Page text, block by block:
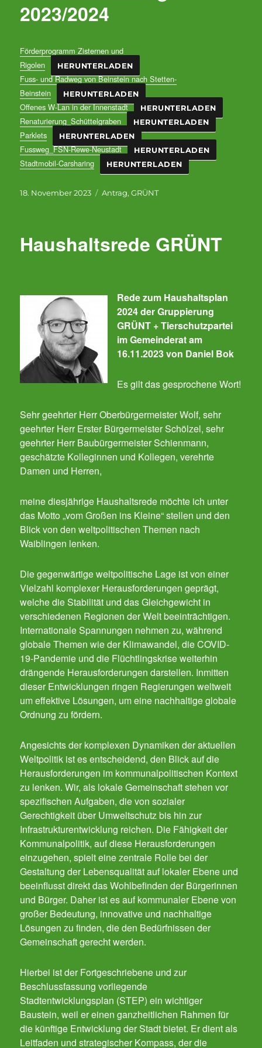
2023/2024
Förderprogramm Zisternen und
Rigolen
HERUNTERLADEN
Fuss- und Radweg von Beinstein nach Stetten-
Beinstein
HERUNTERLADEN
Offenes W-Lan in der Innenstadt HERUNTERLADEN
Renaturierung_Schüttelgraben HERUNTERLADEN
Parklets HERUNTERLADEN
Fussweg_FSN-Rewe-Neustadt HERUNTERLADEN
Stadtmobil-Carsharing HERUNTERLADEN
Veröffentlicht
18. November 2023 Kategorien
Antrag,GRÜNT
Haushaltsrede GRÜNT
Rede zum Haushaltsplan
2024 der Gruppierung
GRÜNT + Tierschutzpartei
im Gemeinderat am
16.11.2023 von Daniel Bok
Es gilt das gesprochene Wort!
Sehr geehrter Herr Oberbürgermeister Wolf, sehr
geehrter Herr Erster Bürgermeister Schölzel, sehr
geehrter Herr Baubürgermeister Schienmann,
geschätzte Kolleginnen und Kollegen, verehrte
Damen und Herren,
meine diesjährige Haushaltsrede möchte ich unter
das Motto „vom Großen ins Kleine“ stellen und den
Blick von den weltpolitischen Themen nach
Waiblingen lenken.
Die gegenwärtige weltpolitische Lage ist von einer
Vielzahl komplexer Herausforderungen geprägt,
welche die Stabilität und das Gleichgewicht in
verschiedenen Regionen der Welt beeinträchtigen.
Internationale Spannungen nehmen zu, während
globale Themen wie der Klimawandel, die COVID-
19-Pandemie und die Flüchtlingskrise weiterhin
drängende Herausforderungen darstellen. Inmitten
dieser Entwicklungen ringen Regierungen weltweit
um effektive Lösungen, um eine nachhaltige globale
Ordnung zu fördern.
Angesichts der komplexen Dynamiken der aktuellen
Weltpolitik ist es entscheidend, den Blick auf die
Herausforderungen im kommunalpolitischen Kontext
zu lenken. Wir, als lokale Gemeinschaft stehen vor
spezifischen Aufgaben, die von sozialer
Gerechtigkeit über Umweltschutz bis hin zur
Infrastrukturentwicklung reichen. Die Fähigkeit der
Kommunalpolitik, auf diese Herausforderungen
einzugehen, spielt eine zentrale Rolle bei der
Gestaltung der Lebensqualität auf lokaler Ebene und
beeinflusst direkt das Wohlbefinden der Bürgerinnen
und Bürger. Daher ist es auf kommunaler Ebene von
großer Bedeutung, innovative und nachhaltige
Lösungen zu finden, die den Bedürfnissen der
Gemeinschaft gerecht werden.
Hierbei ist der Fortgeschriebene und zur
Beschlussfassung vorliegende
Stadtentwicklungsplan (STEP) ein wichtiger
Baustein, weil er einen ganzheitlichen Rahmen für
die künftige Entwicklung der Stadt bietet. Er dient als
Leitfaden und strategischer Kompass, der die